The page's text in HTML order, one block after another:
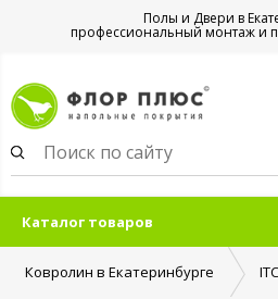
Полы и Двери в
профессиональный монтаж и
Каталог товаров
Ковролин в Екатеринбурге ITC